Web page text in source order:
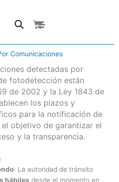
Cart
Comunicaciones
detectadas por
fotodetección están
de 2002 y la Ley 1843 de
los plazos y
para la notificación de
objetivo de garantizar el
y la transparencia.
: La autoridad de tránsito
hábiles desde el momento en